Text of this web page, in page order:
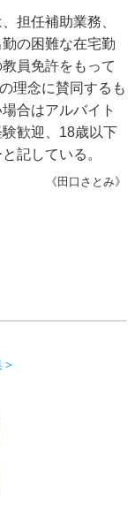
担任補助業務、
の困難な在宅勤
員免許をもって
理念に賛同するも
合はアルバイト
歓迎、18歳以下
記している。
《田口さとみ》